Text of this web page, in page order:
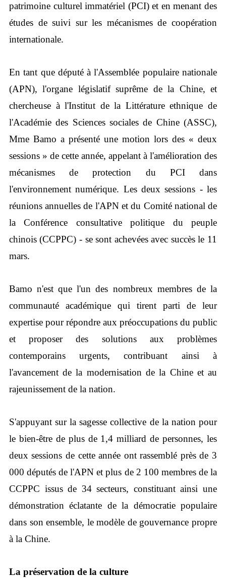
patrimoine culturel immatériel (PCI) et en menant des
études de suivi sur les mécanismes de coopération
internationale.
En tant que député à l'Assemblée populaire nationale
(APN), l'organe législatif suprême de la Chine, et
chercheuse à l'Institut de la Littérature ethnique de
l'Académie des Sciences sociales de Chine (ASSC),
Mme Bamo a présenté une motion lors des « deux
sessions » de cette année, appelant à l'amélioration des
mécanismes de protection du PCI dans
l'environnement numérique. Les deux sessions - les
réunions annuelles de l'APN et du Comité national de
la Conférence consultative politique du peuple
chinois (CCPPC) - se sont achevées avec succès le 11
mars.
Bamo n'est que l'un des nombreux membres de la
communauté académique qui tirent parti de leur
expertise pour répondre aux préoccupations du public
et proposer des solutions aux problèmes
contemporains urgents, contribuant ainsi à
l'avancement de la modernisation de la Chine et au
rajeunissement de la nation.
S'appuyant sur la sagesse collective de la nation pour
le bien-être de plus de 1,4 milliard de personnes, les
deux sessions de cette année ont rassemblé près de 3
000 députés de l'APN et plus de 2 100 membres de la
CCPPC issus de 34 secteurs, constituant ainsi une
démonstration éclatante de la démocratie populaire
dans son ensemble, le modèle de gouvernance propre
à la Chine.
La préservation de la culture